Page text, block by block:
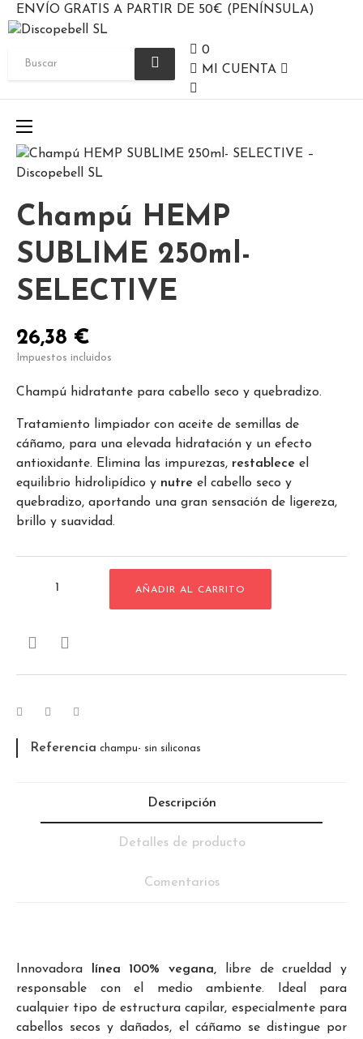
ENVÍO GRATIS A PARTIR DE 50€ (PENÍNSULA)
0
MI CUENTA
Navegación
de
palanca
☰
Champú HEMP
SUBLIME 250ml-
SELECTIVE
26,38 €
Impuestos incluidos
Champú hidratante para cabello seco y quebradizo.
Tratamiento limpiador con aceite de semillas de
cáñamo, para una elevada hidratación y un efecto
antioxidante. Elimina las impurezas, restablece el
equilibrio hidrolipídico y nutre el cabello seco y
quebradizo, aportando una gran sensación de ligereza,
brillo y suavidad.
AÑADIR AL CARRITO
 
Referencia champu- sin siliconas
Descripción
Detalles de producto
Comentarios
Innovadora línea 100% vegana, libre de crueldad y
responsable con el medio ambiente. Ideal para
cualquier tipo de estructura capilar, especialmente para
cabellos secos y dañados, el cáñamo se distingue por